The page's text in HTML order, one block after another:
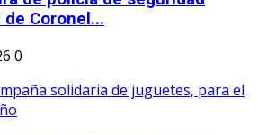
de Coronel...
0